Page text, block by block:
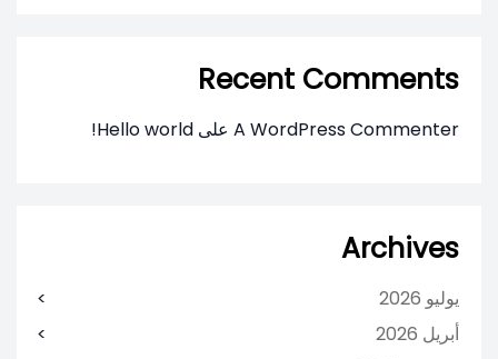
Recent Comments
A WordPress Commenter على Hello world!
Archives
يوليو 2026
أبريل 2026